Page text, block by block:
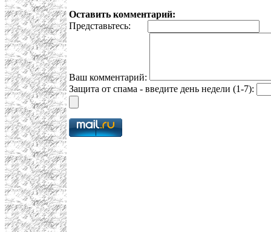
Оставить комментарий:
Представьтесь:
Ваш комментарий:
Защита от спама - введите день недели (1-7):